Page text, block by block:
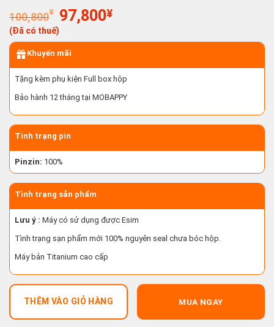
100,800¥
Giá
gốc
là:
100,800¥.
97,800¥Giá
tại
97,800¥.
(Đã có thuế)
Khuyến mãi
Tặng kèm phụ kiện Full box hộp
Bảo hành 12 tháng tại MOBAPPY
Tình trạng pin
Pinzin: 100%
Tình trạng sản phẩm
Lưu ý : Máy có sử dụng được Esim
Tình trạng sạn phẩm mới 100% nguyên seal chưa bóc hộp.
Máy bản Titanium cao cấp
THÊM VÀO GIỎ HÀNG MUA NGAY